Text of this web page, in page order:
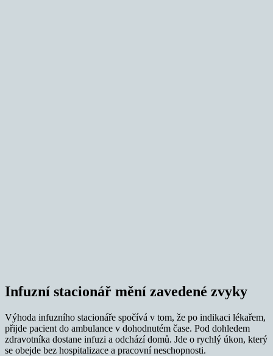
Infuzní stacionář mění zavedené zvyky
Výhoda infuzního stacionáře spočívá v tom, že po indikaci lékařem,
přijde pacient do ambulance v dohodnutém čase. Pod dohledem
zdravotníka dostane infuzi a odchází domů. Jde o rychlý úkon, který
se obejde bez hospitalizace a pracovní neschopnosti.